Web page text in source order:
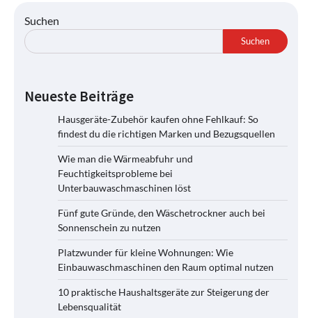
Suchen
Suchen
Neueste Beiträge
Hausgeräte-Zubehör kaufen ohne Fehlkauf: So
findest du die richtigen Marken und Bezugsquellen
Wie man die Wärmeabfuhr und
Feuchtigkeitsprobleme bei
Unterbauwaschmaschinen löst
Fünf gute Gründe, den Wäschetrockner auch bei
Sonnenschein zu nutzen
Platzwunder für kleine Wohnungen: Wie
Einbauwaschmaschinen den Raum optimal nutzen
10 praktische Haushaltsgeräte zur Steigerung der
Lebensqualität